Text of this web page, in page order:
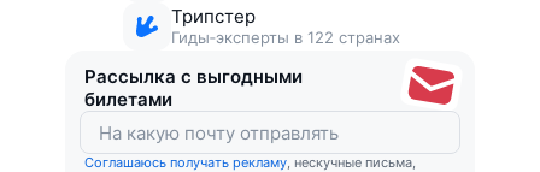
Трипстер
Гиды‑эксперты в 122 странах
Рассылка с выгодными
билетами
Соглашаюсь получать рекламу, нескучные письма,